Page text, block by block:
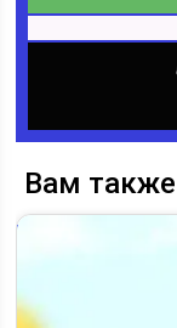
Вам